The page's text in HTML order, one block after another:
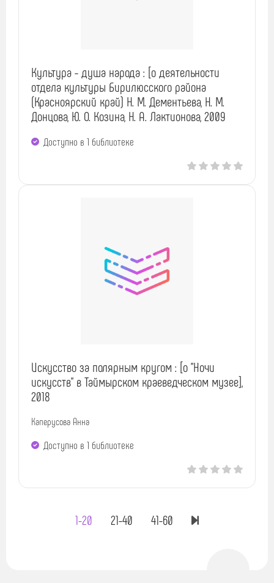
Культура - душа народа : [о деятельности
отдела культуры Бирилюсского района
(Красноярский край) Н. М. Дементьева, Н. М.
Донцова, Ю. О. Козина, Н. А. Лактионова, 2009
Доступно в 1 библиотекe
Искусство за полярным кругом : [о "Ночи
искусств" в Таймырском краеведческом музее],
2018
Каперусова Анна
Доступно в 1 библиотекe
1-20 21-40 41-60